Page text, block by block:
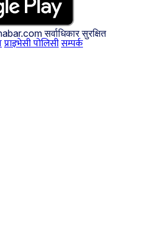
सर्वाधिकार सुरक्षित
प्राइभेसी पोलिसीसम्पर्क